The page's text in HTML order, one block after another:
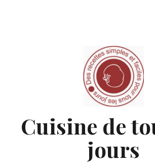
Cuisine de
jours